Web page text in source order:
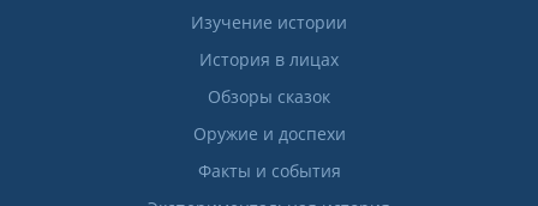
Изучение истории
История в лицах
Обзоры сказок
Оружие и доспехи
Факты и события